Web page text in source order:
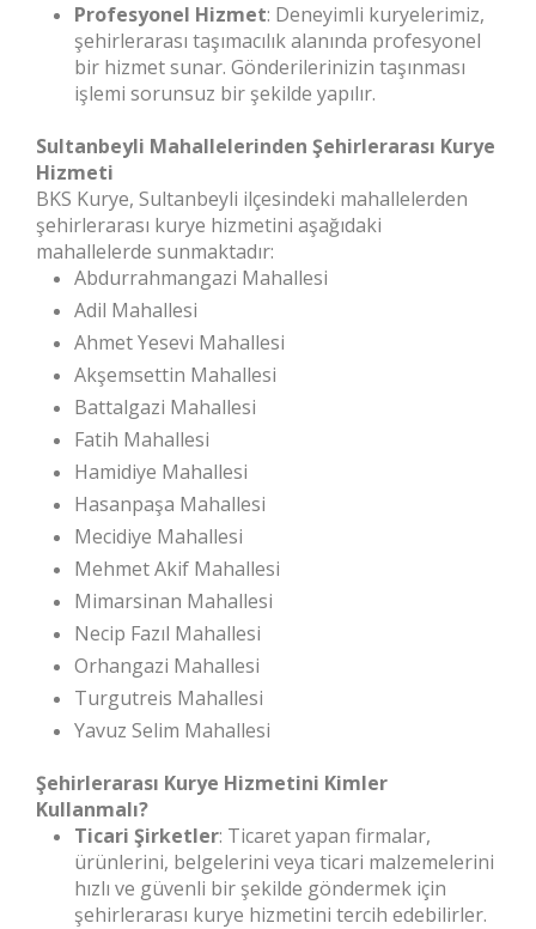
Profesyonel Hizmet: Deneyimli kuryelerimiz,
şehirlerarası taşımacılık alanında profesyonel
bir hizmet sunar. Gönderilerinizin taşınması
işlemi sorunsuz bir şekilde yapılır.
Sultanbeyli Mahallelerinden Şehirlerarası Kurye
Hizmeti
BKS Kurye, Sultanbeyli ilçesindeki mahallelerden
şehirlerarası kurye hizmetini aşağıdaki
mahallelerde sunmaktadır:
Abdurrahmangazi Mahallesi
Adil Mahallesi
Ahmet Yesevi Mahallesi
Akşemsettin Mahallesi
Battalgazi Mahallesi
Fatih Mahallesi
Hamidiye Mahallesi
Hasanpaşa Mahallesi
Mecidiye Mahallesi
Mehmet Akif Mahallesi
Mimarsinan Mahallesi
Necip Fazıl Mahallesi
Orhangazi Mahallesi
Turgutreis Mahallesi
Yavuz Selim Mahallesi
Şehirlerarası Kurye Hizmetini Kimler
Kullanmalı?
Ticari Şirketler: Ticaret yapan firmalar,
ürünlerini, belgelerini veya ticari malzemelerini
hızlı ve güvenli bir şekilde göndermek için
şehirlerarası kurye hizmetini tercih edebilirler.